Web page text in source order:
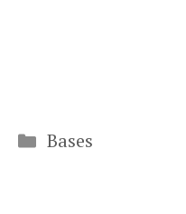
Catégories
Bases